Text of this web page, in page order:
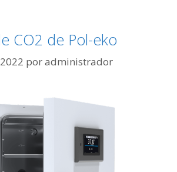
CO2 de Pol-eko
poradministrador